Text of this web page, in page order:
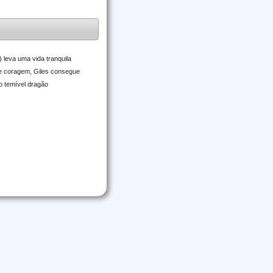
leva uma vida tranquila
coragem, Giles consegue
temível dragão